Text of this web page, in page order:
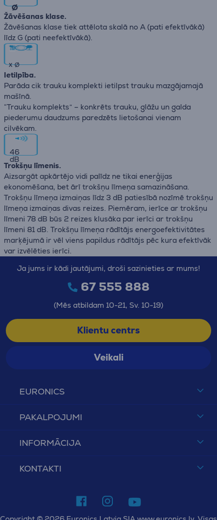
∅
Žāvēšanas klase.
Žāvēšanas klase tiek attēlota skalā no А (pati efektīvākā)
līdz G (pati neefektīvākā).
x∅
Ietilpība.
Parāda cik trauku komplekti ietilpst trauku mazgājamajā
mašīnā.
“Trauku komplekts” – konkrēts trauku, glāžu un galda
piederumu daudzums paredzēts lietošanai vienam
cilvēkam.
46
dB
Trokšņu līmenis.
Aizsargāt apkārtējo vidi palīdz ne tikai enerģijas
ekonomēšana, bet ārī trokšņu līmeņa samazināšana.
Trokšņu līmeņa izmaiņas līdz 3 dB patiesībā nozīmē trokšņu
līmeņa izmaiņas divas reizes. Piemēram, ierīce ar trokšņu
līmeni 78 dB būs 2 reizes klusāka par ierīci ar trokšņu
līmeni 81 dB. Trokšņu līmeņa rādītājs energoefektivitātes
marķējumā ir vēl viens papildus rādītājs pēc kura efektīvāk
var izvēlēties ierīci.
EURONICS
PAKALPOJUMI
INFORMĀCIJA
KONTAKTI
Ja jums ir kādi jautājumi, droši sazinieties ar mums!
67 555 888
(Mēs atbildam 10-21, Sv. 10-19)
Klientu centrs
Veikali